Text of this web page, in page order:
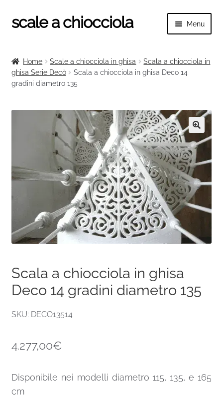
Vai
alla
Vai
al
scale a chiocciola Menu
il
Tutte le scale
child
il
menu
child
Ringhiere e balaustre
menu
child
Home Scale a chiocciola in ghisa
Scala a chiocciola in
ghisa Serie Decò
Scala a chiocciola in ghisa Deco 14
gradini diametro 135
🔍
Scala a chiocciola in ghisa
Deco 14 gradini diametro 135
SKU: DECO13514
4.277,00€
Disponibile nei modelli diametro 115, 135, e 165
cm